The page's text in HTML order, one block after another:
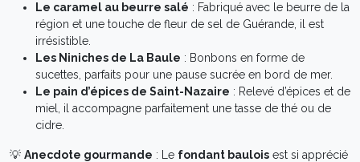
Le caramel au beurre salé : Fabriqué avec le beurre de la
région et une touche de fleur de sel de Guérande, il est
irrésistible.
Les Niniches de La Baule : Bonbons en forme de
sucettes, parfaits pour une pause sucrée en bord de mer.
Le pain d’épices de Saint-Nazaire : Relevé d’épices et de
miel, il accompagne parfaitement une tasse de thé ou de
cidre.
💡 Anecdote gourmande : Le fondant baulois est si apprécié